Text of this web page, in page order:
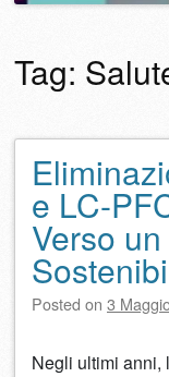
Tag:
Navigazione
e LC-
Verso
Posted on 3
Negli ultimi anni,